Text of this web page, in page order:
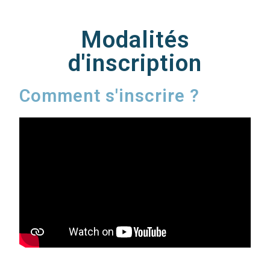
Modalités
d'inscription
Comment s'inscrire ?